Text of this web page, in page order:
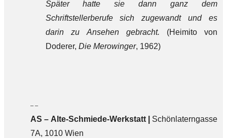
Später hatte sie dann ganz dem
Schriftstellerberufe sich zugewandt und es
darin zu Ansehen gebracht. (Heimito von
Doderer, Die Merowinger, 1962)
– –
AS – Alte-Schmiede-Werkstatt | Schönlaterngasse
7A, 1010 Wien